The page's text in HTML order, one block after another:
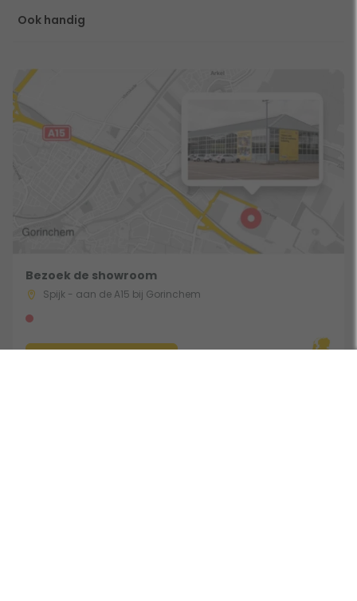
Ook handig
Bezoek de showroom
Spijk - aan de A15 bij Gorinchem